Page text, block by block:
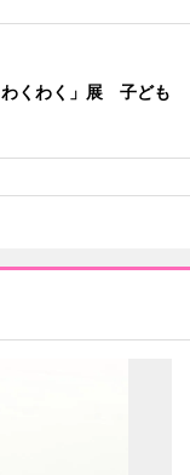
わくわく」展 子ども